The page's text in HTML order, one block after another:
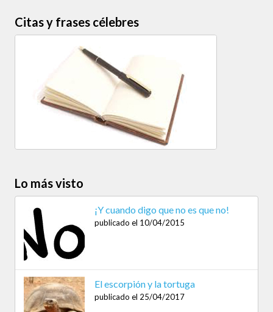
Citas y frases célebres
Lo más visto
¡Y cuando digo que no es que no!
publicado el 10/04/2015
El escorpión y la tortuga
publicado el 25/04/2017